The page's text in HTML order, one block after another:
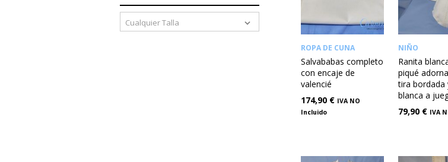
Cualquier Talla
ROPA DE CUNA
Salvababas completo
con encaje de
valencié
174,90 € IVA NO
Incluido
NIÑO
Ranita
piqué
tira bordada
blanca a
79,90 € IVA